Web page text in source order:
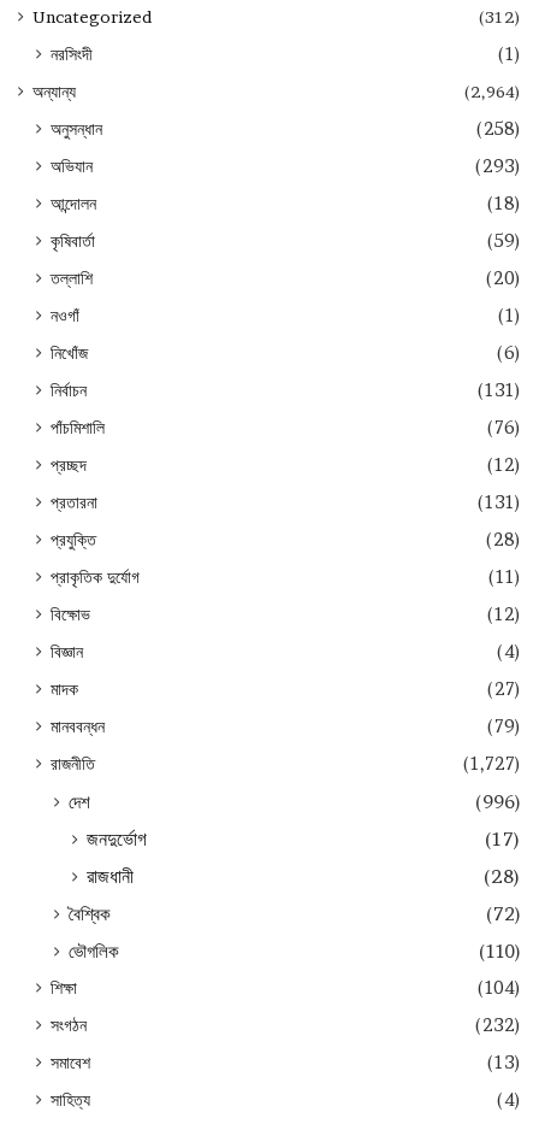
Uncategorized (312)
নরসিংদী (1)
অন্যান্য (2,964)
অনুসন্ধান
(258)
অভিযান
(293)
আন্দোলন
(18)
কৃষিবার্তা
(59)
তল্লাশি
(20)
নওগাঁ
(1)
নিখোঁজ
(6)
নির্বাচন
(131)
পাঁচমিশালি
(76)
প্রচ্ছদ
(12)
প্রতারনা
(131)
প্রযুক্তি
(28)
প্রাকৃতিক দুর্যোগ
(11)
বিক্ষোভ
(12)
বিজ্ঞান
(4)
মাদক
(27)
মানববন্ধন
(79)
রাজনীতি
(1,727)
দেশ
(996)
জনদুর্ভোগ
(17)
রাজধানী
(28)
বৈশ্বিক
(72)
ভৌগলিক
(110)
শিক্ষা
(104)
সংগঠন
(232)
সমাবেশ
(13)
সাহিত্য
(4)